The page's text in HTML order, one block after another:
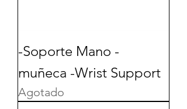
-Soporte Mano -
muñeca -Wrist Support
Agotado